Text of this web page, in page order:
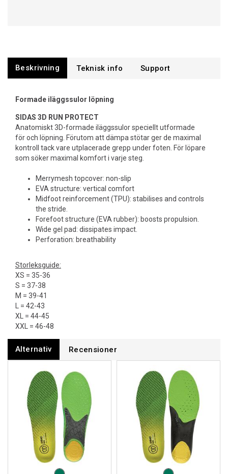
Beskrivning Support
Formade iläggssulor löpning
SIDAS 3D RUN PROTECT
Anatomiskt 3D-formade iläggssulor speciellt utformade
för och löpning. Förutom att dämpa stötar ger de maximal
kontroll tack vare utplacerade grepp under foten. För löpare
som söker maximal komfort i varje steg.
Merrymesh topcover: non-slip
EVA structure: vertical comfort
Midfoot reinforcement (TPU): stabilises and controls
the stride.
Forefoot structure (EVA rubber): boosts propulsion.
Wide gel pad: dissipates impact.
Perforation: breathability
Storleksguide:
XS = 35-36
S = 37-38
M = 39-41
L = 42-43
XL = 44-45
XXL = 46-48
Alternativ Recensioner